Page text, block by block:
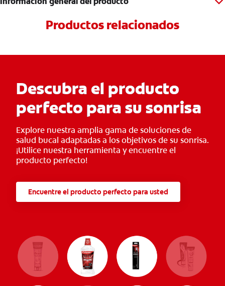
Productos relacionados
Descubra el producto
perfecto para su sonrisa
Explore nuestra amplia gama de soluciones de
salud bucal adaptadas a los objetivos de su sonrisa.
¡Utilice nuestra herramienta y encuentre el
producto perfecto!
Encuentre el producto perfecto para usted